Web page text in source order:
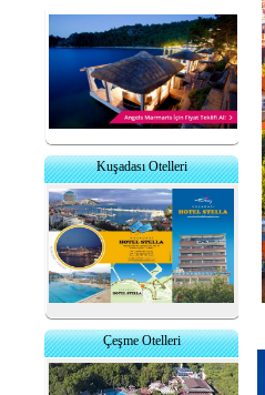
Kuşadası Otelleri
Çeşme Otelleri